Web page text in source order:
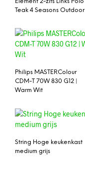
Teak 4 Seasons Outdoor
Philips MASTERColour
CDM-T 70W 830 G12 |
Warm Wit
String Hoge keukenkast
medium grijs